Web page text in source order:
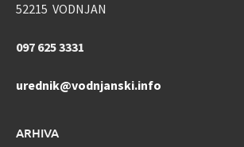
52215 VODNJAN
097 625 3331
urednik@vodnjanski.info
ARHIVA